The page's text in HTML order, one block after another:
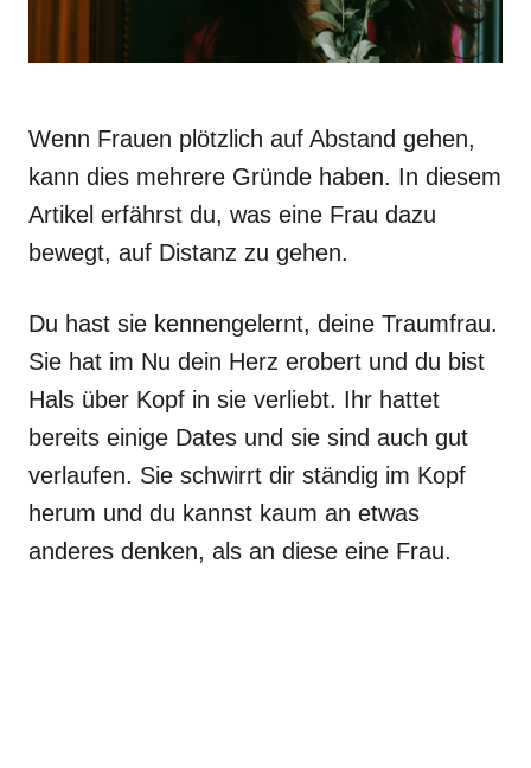
Wenn Frauen plötzlich auf Abstand gehen,
kann dies mehrere Gründe haben. In diesem
Artikel erfährst du, was eine Frau dazu
bewegt, auf Distanz zu gehen.
Du hast sie kennengelernt, deine Traumfrau.
Sie hat im Nu dein Herz erobert und du bist
Hals über Kopf in sie verliebt. Ihr hattet
bereits einige Dates und sie sind auch gut
verlaufen. Sie schwirrt dir ständig im Kopf
herum und du kannst kaum an etwas
anderes denken, als an diese eine Frau.